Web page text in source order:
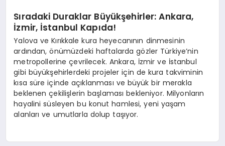
Sıradaki Duraklar Büyükşehirler: Ankara,
İzmir, İstanbul Kapıda!
Yalova ve Kırıkkale kura heyecanının dinmesinin
ardından, önümüzdeki haftalarda gözler Türkiye’nin
metropollerine çevrilecek. Ankara, İzmir ve İstanbul
gibi büyükşehirlerdeki projeler için de kura takviminin
kısa süre içinde açıklanması ve büyük bir merakla
beklenen çekilişlerin başlaması bekleniyor. Milyonların
hayalini süsleyen bu konut hamlesi, yeni yaşam
alanları ve umutlarla dolup taşıyor.